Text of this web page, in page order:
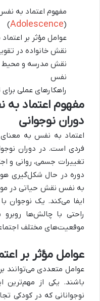
مفهوم اعتماد به
(
Adolescence
)
عوامل مؤثر بر
نقش خانواده در
نقش مدرسه و محیط
نفس
راهکارهای عملی
مفهوم اعتماد
دوران نوجوانی
اعتماد به نفس به معنای
فردی است. در دوران
تغییرات جسمی، روانی و
دوره در حال شکل‌گیری
به نفس نقش حیاتی در
ایفا می‌کند. یک نوجوان
راحتی با چالش‌ها
موقعیت‌های مختلف
عوامل مؤثر بر
عوامل متعددی می‌توانند
باشند. یکی از مهم‌ترین
نوجوانانی که در کودکی